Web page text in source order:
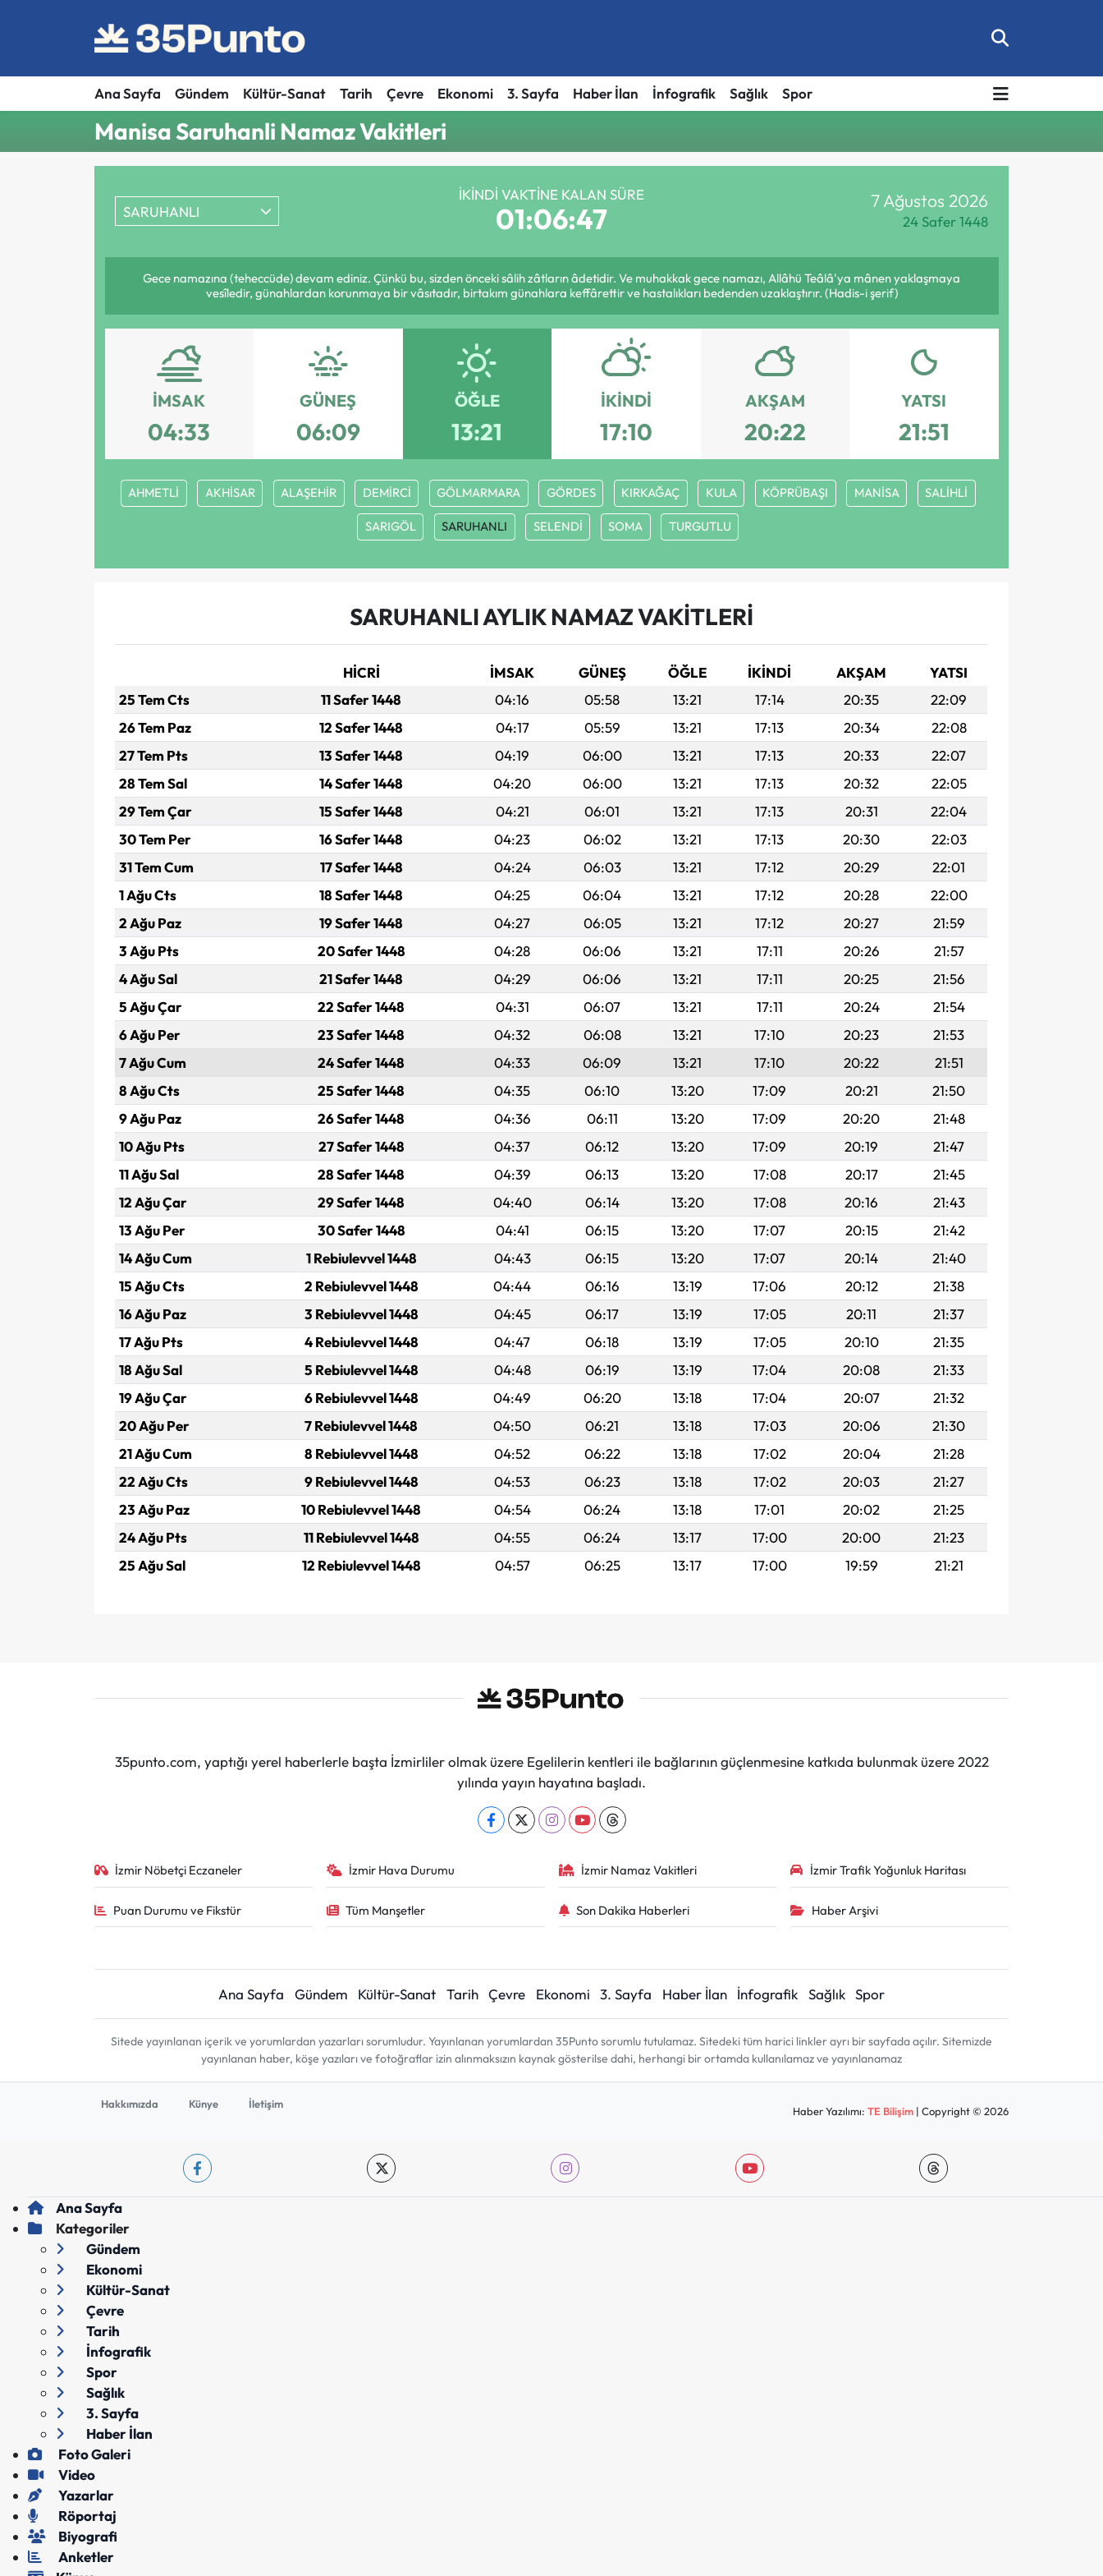
Ana Sayfa Gündem Kültür-Sanat Tarih Çevre Ekonomi 3. Sayfa Haber İlan İnfografik Sağlık Spor
Manisa Saruhanli Namaz Vakitleri
SARUHANLI
İKINDI VAKTINE KALAN SÜRE
01:06:47
7 Ağustos 2026
24 Safer 1448
Gece namazına (teheccüde) devam ediniz. Çünkü bu, sizden önceki sâlih zâtların âdetidir. Ve muhakkak gece namazı, Allâhü Teâlâ'ya mânen yaklaşmaya
vesîledir, günahlardan korunmaya bir vâsıtadır, birtakım günahlara keffârettir ve hastalıkları bedenden uzaklaştırır. (Hadis-i şerif)
İMSAK
04:33
GÜNEŞ
06:09
ÖĞLE
13:21
İKINDI
17:10
AKŞAM
20:22
YATSI
21:51
AHMETLİ AKHİSAR ALAŞEHİR DEMİRCİ GÖLMARMARA GÖRDES KIRKAĞAÇ KULA KÖPRÜBAŞI MANİSA SALİHLİ
SARIGÖL SARUHANLI SELENDİ SOMA TURGUTLU
SARUHANLI AYLIK NAMAZ VAKITLERI
HİCRİ İMSAK GÜNEŞ ÖĞLE İKINDI AKŞAM
YATSI
25 Tem Cts
11 Safer 1448 04:16 05:58 13:21 17:14 20:35
22:09
26 Tem Paz
12 Safer 1448 04:17 05:59 13:21 17:13 20:34
22:08
27 Tem Pts
13 Safer 1448 04:19 06:00 13:21 17:13 20:33
22:07
28 Tem Sal
14 Safer 1448 04:20 06:00 13:21 17:13 20:32
22:05
29 Tem Çar
15 Safer 1448 04:21 06:01 13:21 17:13 20:31
22:04
30 Tem Per
16 Safer 1448 04:23 06:02 13:21 17:13 20:30
22:03
31 Tem Cum
17 Safer 1448 04:24 06:03 13:21 17:12 20:29
22:01
1 Ağu Cts
18 Safer 1448 04:25 06:04 13:21 17:12 20:28
22:00
2 Ağu Paz
19 Safer 1448 04:27 06:05 13:21 17:12 20:27
21:59
3 Ağu Pts
20 Safer 1448 04:28 06:06 13:21 17:11 20:26
21:57
4 Ağu Sal
21 Safer 1448 04:29 06:06 13:21 17:11 20:25
21:56
5 Ağu Çar
22 Safer 1448 04:31 06:07 13:21 17:11 20:24
21:54
6 Ağu Per
23 Safer 1448 04:32 06:08 13:21 17:10 20:23
21:53
7 Ağu Cum
24 Safer 1448 04:33 06:09 13:21 17:10 20:22
21:51
8 Ağu Cts
25 Safer 1448 04:35 06:10 13:20 17:09 20:21
21:50
9 Ağu Paz
26 Safer 1448 04:36 06:11 13:20 17:09 20:20
21:48
10 Ağu Pts
27 Safer 1448 04:37 06:12 13:20 17:09 20:19
21:47
11 Ağu Sal
28 Safer 1448 04:39 06:13 13:20 17:08 20:17
21:45
12 Ağu Çar
29 Safer 1448 04:40 06:14 13:20 17:08 20:16
21:43
13 Ağu Per
30 Safer 1448 04:41 06:15 13:20 17:07 20:15
21:42
14 Ağu Cum
1 Rebiulevvel 1448 04:43 06:15 13:20 17:07 20:14
21:40
15 Ağu Cts
2 Rebiulevvel 1448 04:44 06:16 13:19 17:06 20:12
21:38
16 Ağu Paz
3 Rebiulevvel 1448 04:45 06:17 13:19 17:05 20:11
21:37
17 Ağu Pts
4 Rebiulevvel 1448 04:47 06:18 13:19 17:05 20:10
21:35
18 Ağu Sal
5 Rebiulevvel 1448 04:48 06:19 13:19 17:04 20:08
21:33
19 Ağu Çar
6 Rebiulevvel 1448 04:49 06:20 13:18 17:04 20:07
21:32
20 Ağu Per
7 Rebiulevvel 1448 04:50 06:21 13:18 17:03 20:06
21:30
21 Ağu Cum
8 Rebiulevvel 1448 04:52 06:22 13:18 17:02 20:04
21:28
22 Ağu Cts
9 Rebiulevvel 1448 04:53 06:23 13:18 17:02 20:03
21:27
23 Ağu Paz
10 Rebiulevvel 1448 04:54 06:24 13:18 17:01 20:02
21:25
24 Ağu Pts
11 Rebiulevvel 1448 04:55 06:24 13:17 17:00 20:00
21:23
25 Ağu Sal
12 Rebiulevvel 1448 04:57 06:25 13:17 17:00 19:59 21:21
35punto.com, yaptığı yerel haberlerle başta İzmirliler olmak üzere Egelilerin kentleri ile bağlarının güçlenmesine katkıda bulunmak üzere 2022
yılında yayın hayatına başladı.
İzmir Nöbetçi Eczaneler İzmir Hava Durumu İzmir Namaz Vakitleri İzmir Trafik Yoğunluk Haritası
Puan Durumu ve Fikstür Tüm Manşetler Son Dakika Haberleri Haber Arşivi
Ana Sayfa Gündem Kültür-Sanat Tarih Çevre Ekonomi 3. Sayfa Haber İlan İnfografik Sağlık Spor
Sitede yayınlanan içerik ve yorumlardan yazarları sorumludur. Yayınlanan yorumlardan 35Punto sorumlu tutulamaz. Sitedeki tüm harici linkler ayrı bir sayfada açılır. Sitemizde
yayınlanan haber, köşe yazıları ve fotoğraflar izin alınmaksızın kaynak gösterilse dahi, herhangi bir ortamda kullanılamaz ve yayınlanamaz
Hakkımızda Künye İletişim
Haber Yazılımı:TE Bilişim | Copyright © 2026
Ana Sayfa
Kategoriler
Gündem
Ekonomi
Kültür-Sanat
Çevre
Tarih
İnfografik
Spor
Sağlık
3. Sayfa
Haber İlan
Foto Galeri
Video
Yazarlar
Röportaj
Biyografi
Anketler